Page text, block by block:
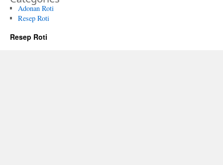
Adonan Roti
Resep Roti
Resep Roti